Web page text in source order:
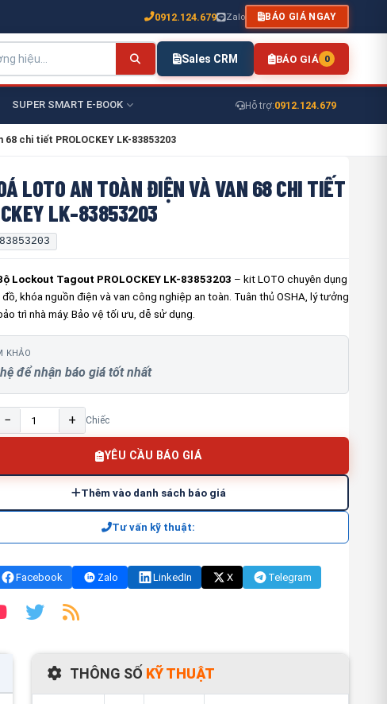
0912.124.679 Zalo BÁO GIÁ NGAY
Sales CRM BÁO GIÁ 0
SUPER SMART E-BOOK Hỗ trợ:0912.124.679
chi tiết PROLOCKEY LK-83853203
LOTO AN TOÀN ĐIỆN VÀ VAN 68 CHI TIẾT
LK-83853203
Lockout Tagout PROLOCKEY LK-83853203 – kit LOTO chuyên dụng
khóa nguồn điện và van công nghiệp an toàn. Tuân thủ OSHA, lý tưởng
trì nhà máy. Bảo vệ tối ưu, dễ sử dụng.
KHẢO
để nhận báo giá tốt nhất
− + Chiếc
YÊU CẦU BÁO GIÁ
Thêm vào danh sách báo giá
Tư vấn kỹ thuật:
Facebook Zalo LinkedIn X Telegram
THÔNG SỐ KỸ THUẬT